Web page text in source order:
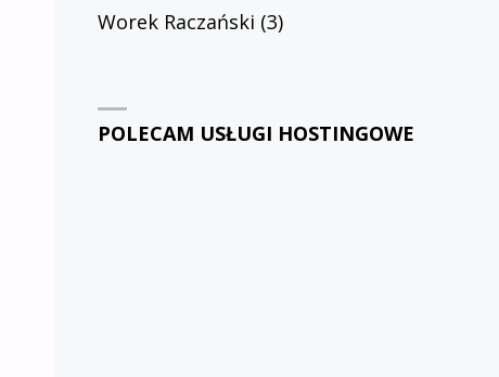
Worek Raczański (3)
POLECAM USŁUGI HOSTINGOWE